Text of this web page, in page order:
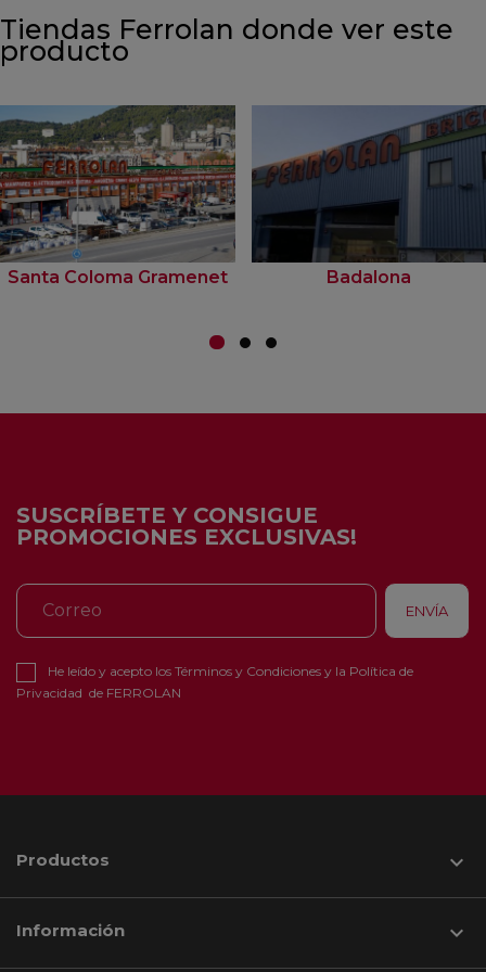
Tiendas Ferrolan donde ver este
producto
Santa Coloma Gramenet Badalona
SUSCRÍBETE Y CONSIGUE
PROMOCIONES EXCLUSIVAS!
He leído y acepto los Términos y Condiciones y la Política de
Privacidad de FERROLAN
Productos 
Información 